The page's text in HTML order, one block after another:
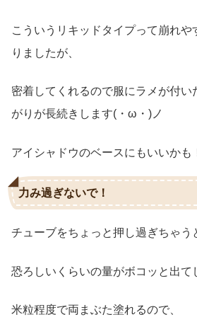
こういうリキッドタイプって崩れや
りましたが、
密着してくれるので服にラメが付い
がりが長続きします(・ω・)ノ
アイシャドウのベースにもいいかも
力み過ぎないで！
チューブをちょっと押し過ぎちゃう
恐ろしいくらいの量がボコッと出て
米粒程度で両まぶた塗れるので、